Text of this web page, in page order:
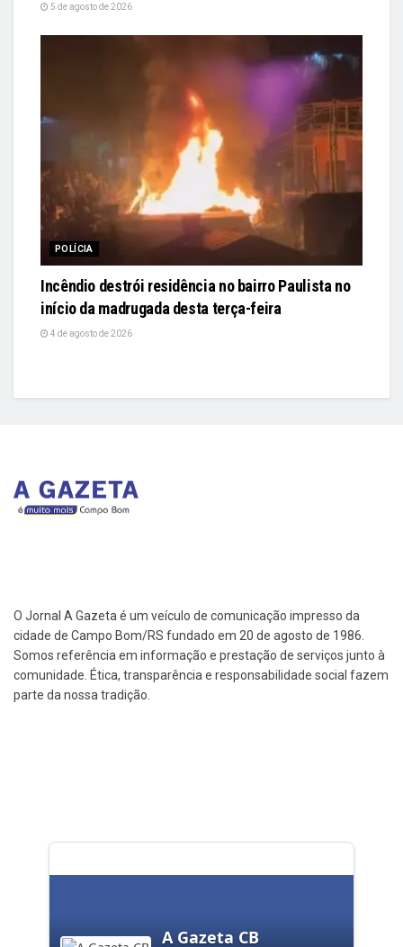
5 de agosto de 2026
POLÍCIA
Incêndio destrói residência no bairro Paulista no
início da madrugada desta terça-feira
4 de agosto de 2026
O Jornal A Gazeta é um veículo de comunicação impresso da
cidade de Campo Bom/RS fundado em 20 de agosto de 1986.
Somos referência em informação e prestação de serviços junto à
comunidade. Ética, transparência e responsabilidade social fazem
parte da nossa tradição.
A Gazeta CB